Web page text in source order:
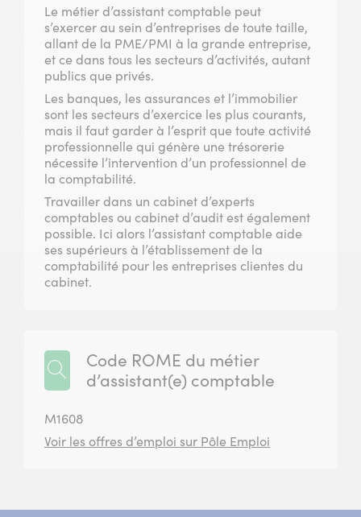
Le métier d’assistant comptable peut
s’exercer au sein d’entreprises de toute taille,
allant de la PME/PMI à la grande entreprise,
et ce dans tous les secteurs d’activités, autant
publics que privés.
Les banques, les assurances et l’immobilier
sont les secteurs d’exercice les plus courants,
mais il faut garder à l’esprit que toute activité
professionnelle qui génère une trésorerie
nécessite l’intervention d’un professionnel de
la comptabilité.
Travailler dans un cabinet d’experts
comptables ou cabinet d’audit est également
possible. Ici alors l’assistant comptable aide
ses supérieurs à l’établissement de la
comptabilité pour les entreprises clientes du
cabinet.
Code ROME du métier
d’assistant(e) comptable
M1608
Voir les offres d’emploi sur Pôle Emploi